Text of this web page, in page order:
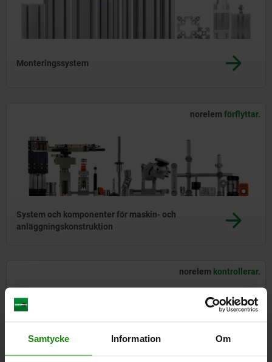
Samtycke Information Om
Monteringssystem
norelem förflyttar.
System och komponenter för maskin- och
anläggningskonstruktion
norelem kontrollerar.